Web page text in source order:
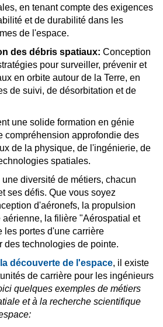
en tenant compte des exigences
et de durabilité dans les
de l'espace.
des débris spatiaux: Conception
pour surveiller, prévenir et
en orbite autour de la Terre, en
de suivi, de désorbitation et de
une solide formation en génie
compréhension approfondie des
de la physique, de l'ingénierie, de
spatiales.
diversité de métiers, chacun
ses défis. Que vous soyez
d'aéronefs, la propulsion
la filière "Aérospatial et
les portes d'une carrière
technologies de pointe.
découverte de l'espace, il existe
de carrière pour les ingénieurs
quelques exemples de métiers
et à la recherche scientifique